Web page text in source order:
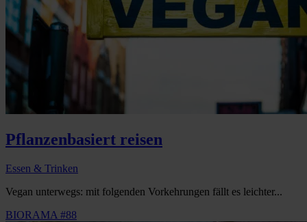
Pflanzenbasiert reisen
Essen & Trinken
Vegan unterwegs: mit folgenden Vorkehrungen fällt es leichter...
BIORAMA #88